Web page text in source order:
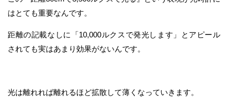
はとても重要なんです。
距離の記載なしに「10,000ルクスで発光します」とアピール
されても実はあまり効果がないんです。
光は離れれば離れるほど拡散して薄くなっていきます。